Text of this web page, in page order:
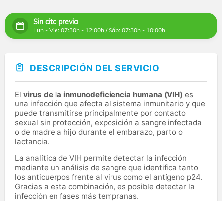
Sin cita previa
Lun - Vie: 07:30h - 12:00h / Sáb: 07:30h - 10:00h
DESCRIPCIÓN DEL SERVICIO
El virus de la inmunodeficiencia humana (VIH) es
una infección que afecta al sistema inmunitario y que
puede transmitirse principalmente por contacto
sexual sin protección, exposición a sangre infectada
o de madre a hijo durante el embarazo, parto o
lactancia.
La analítica de VIH permite detectar la infección
mediante un análisis de sangre que identifica tanto
los anticuerpos frente al virus como el antígeno p24.
Gracias a esta combinación, es posible detectar la
infección en fases más tempranas.